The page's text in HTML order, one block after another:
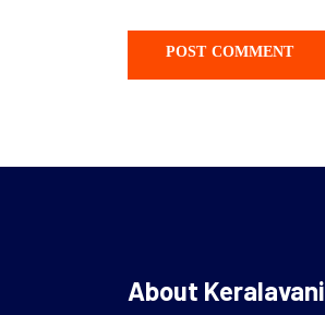
About Keralavani